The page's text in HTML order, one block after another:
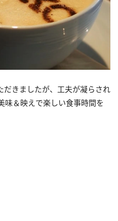
だきましたが、工夫が凝らされ
味＆映えで楽しい食事時間を